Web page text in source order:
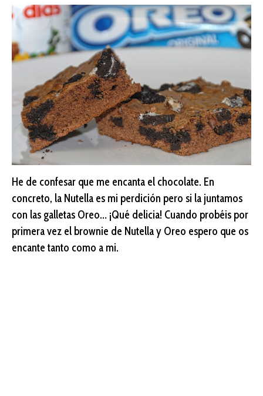
He de confesar que me encanta el chocolate. En
concreto, la Nutella es mi perdición pero si la juntamos
con las galletas Oreo… ¡Qué delicia! Cuando probéis por
primera vez el brownie de Nutella y Oreo espero que os
encante tanto como a mi.